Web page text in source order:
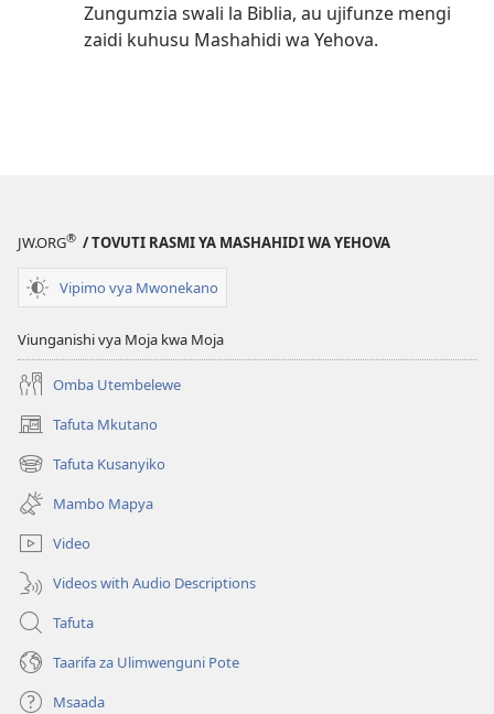
Zungumzia swali la Biblia, au ujifunze mengi
zaidi kuhusu Mashahidi wa Yehova.
JW.ORG® / TOVUTI RASMI YA MASHAHIDI WA YEHOVA
Vipimo vya Mwonekano
Viunganishi vya Moja kwa Moja
Omba Utembelewe
Tafuta Mkutano
(opens
new
window)
Tafuta Kusanyiko
(opens
new
window)
Mambo Mapya
Video
Videos with Audio Descriptions
Tafuta
Taarifa za Ulimwenguni Pote
Msaada